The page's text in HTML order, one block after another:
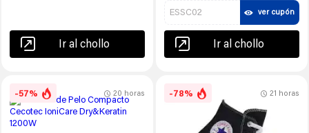
Ir al chollo
ESSC02 ver cupón
Ir al chollo
-57% 20 horas -78% 21 horas